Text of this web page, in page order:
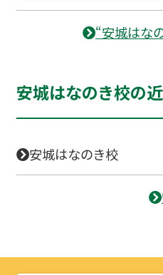
“安城はな
安城はなのき校の
安城はなのき校